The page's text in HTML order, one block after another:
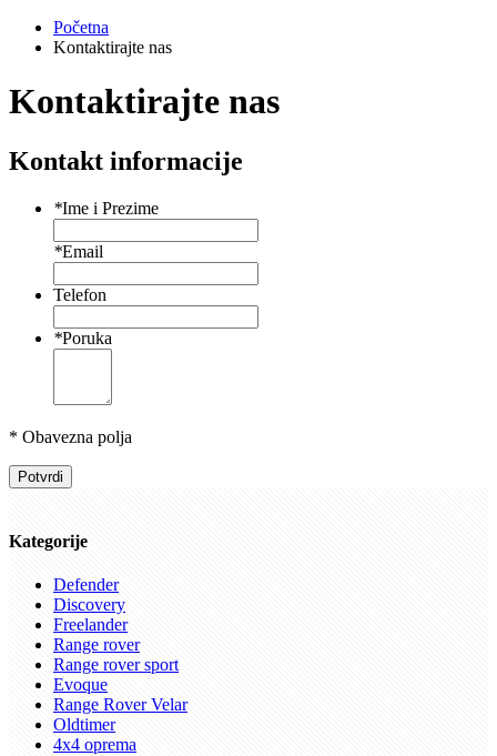
Početna
Kontaktirajte nas
Kontaktirajte nas
Kontakt informacije
*Ime i Prezime
*Email
Telefon
*Poruka
* Obavezna polja
Potvrdi
Kategorije
Defender
Discovery
Freelander
Range rover
Range rover sport
Evoque
Range Rover Velar
Oldtimer
4x4 oprema